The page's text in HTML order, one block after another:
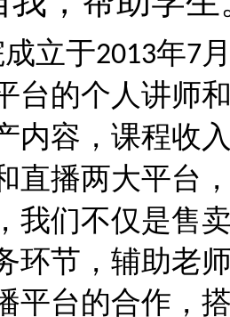
立于2013年7
台的个人讲师
内容，课程收
直播两大平台
我们不仅是售
环节，辅助老
平台的合作，